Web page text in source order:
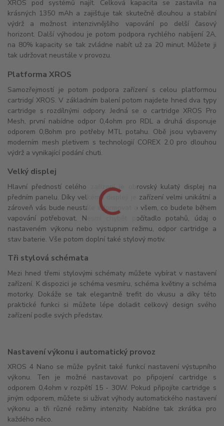
XROS pod systémů najít. Celková kapacita se zastavila na
krásných 1350 mAh a zajišťuje tak skutečně dlouhou a stabilní
výdrž a možnost intenzivnějšího vapování po delší časový
horizont. Další výhodou je potom podpora rychlého nabíjení 2A,
na 80% kapacity se tak zvládne nabít už za 20 minut. Můžete ji
tak udržovat neustále v provozu.
Platforma XROS
Samozřejmostí je potom podpora zařízení s celou platformou
cartridgí XROS. V základním balení potom najdete hned dva typy
cartridge s rozdílnými odpory. Jedná se o cartridge XROS Pro
Mesh, první nabídne odpor 0,4ohm pro RDL a druhá disponuje
odporem 0,8ohm pro potřeby MTL potahu. Obě jsou vybaveny
moderním mesh pletivem s technologií COREX 2.0 pro dlouhou
výdrž a vynikající podání chuti.
Velký displej
Hlavní předností celého zařízení je obrovský kulatý displej na
předním panelu. Díky velkému displeji je zařízení velmi unikátní a
zároveň vás bude neustále informovat o všem, co budete během
vapování potřebovat. Nesmí chybět počítadlo potahů, údaj o
nastaveném výkonu nebo výstupním režimu, odpor cartridge a
stav baterie. Vše potom doplní také stylový motiv.
Tři stylová schémata
Mezi hned třemi stylovými schématy můžete vybírat v nastavení
zařízení. K dispozici je schéma vesmíru, schéma květiny a schéma
motorky. Dokáže se tak elegantně trefit do vkusu a díky této
praktické funkci si můžete lépe doladit celkový design svého
zařízení podle svých představ.
Nastavení výkonu i automatický provoz
XROS 4 Nano se může pyšnit také funkcí nastavení výstupního
výkonu. Ten je možné nastavovat po připojení cartridge s
odporem 0,4ohm v rozpětí 15 - 30W. Pokud připojíte cartridge s
jiným odporem, můžete si užívat výhody automatického nastavení
výkonu a tři různé režimy intenzity. Nabídne tak zkrátka pro
každého něco.